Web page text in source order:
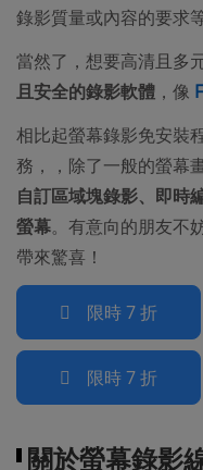
錄影質量或內容的要求
當然了，想要高清且多
且安全的錄影軟體 ，像
相比起螢幕錄影免安裝
務，，除了一般的螢幕
自訂區域塊錄影、即時
螢幕。有意向的朋友不
帶來驚喜！
限時 7 折
限時 7 折
關於螢幕錄影